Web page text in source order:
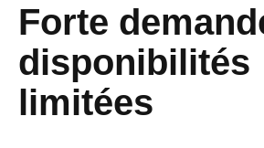
Forte
disponibilités
limitées